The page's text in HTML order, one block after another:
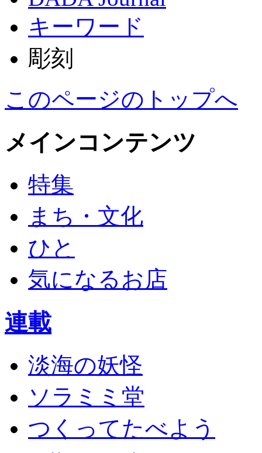
キーワード
彫刻
このページのトップへ
メインコンテンツ
特集
まち・文化
ひと
気になるお店
連載
淡海の妖怪
ソラミミ堂
つくってたべよう